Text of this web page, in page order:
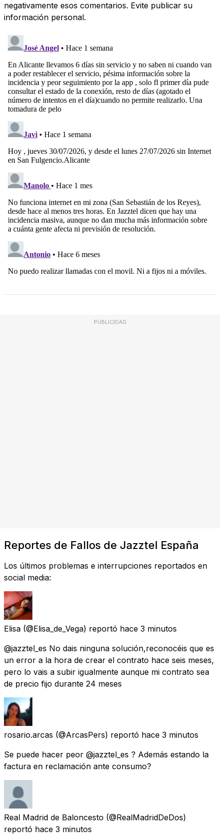
negativamente esos comentarios. Evite publicar su
información personal.
PUBLICIDAD
Reportes de Fallos de Jazztel España
Los últimos problemas e interrupciones reportados en
social media:
Elisa (@Elisa_de_Vega) reportó hace 3 minutos
@jazztel_es No dais ninguna solución,reconocéis que es
un error a la hora de crear el contrato hace seis meses,
pero lo vais a subir igualmente aunque mi contrato sea
de precio fijo durante 24 meses
rosario.arcas (@ArcasPers) reportó hace 3 minutos
Se puede hacer peor @jazztel_es ? Además estando la
factura en reclamación ante consumo?
Real Madrid de Baloncesto (@RealMadridDeDos)
reportó hace 3 minutos